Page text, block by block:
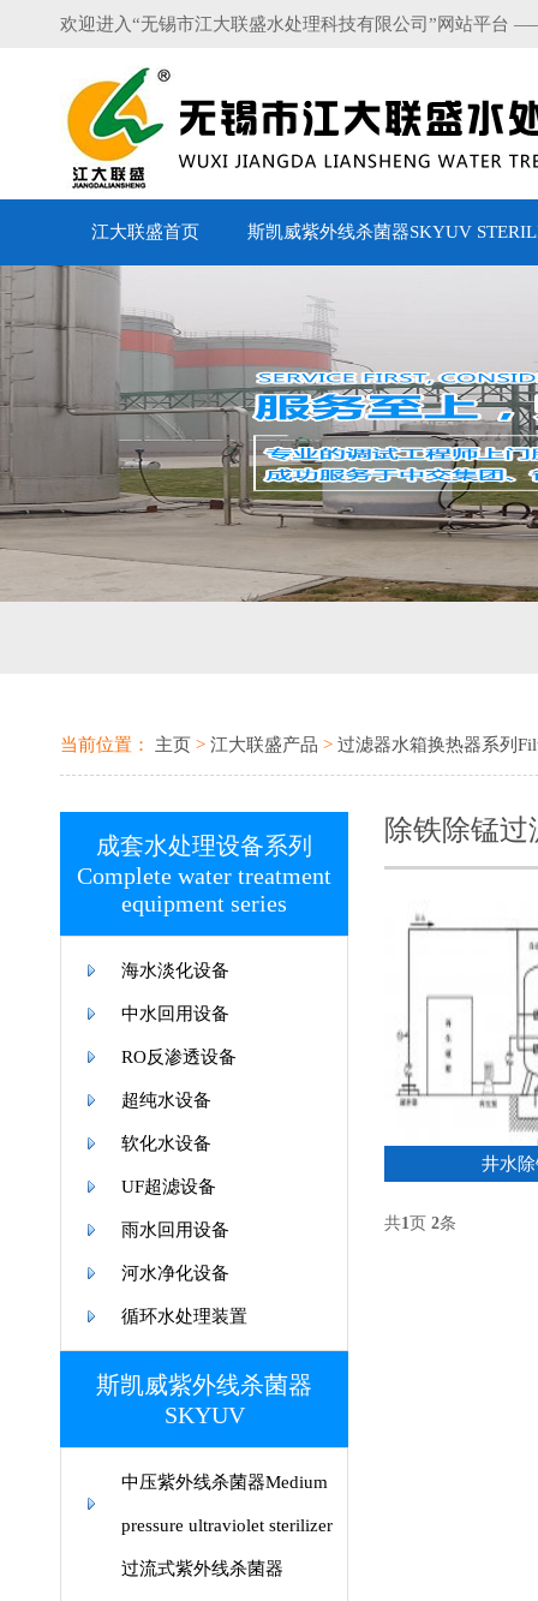
欢迎进入“无锡市江大联盛水处理科技有限公司”网站平台
江大联盛首页 斯凯威紫外线杀菌器SKYUV
当前位置： 主页 > 江大联盛产品 > 过滤器水箱换热器系列
成套水处理设备系列
Complete water treatment
equipment series
海水淡化设备
中水回用设备
RO反渗透设备
超纯水设备
软化水设备
UF超滤设备
雨水回用设备
河水净化设备
循环水处理装置
斯凯威紫外线杀菌器
SKYUV
中压紫外线杀菌器Medium
pressure ultraviolet sterilizer
过流式紫外线杀菌器
除铁除锰过
井水
共1页 2条